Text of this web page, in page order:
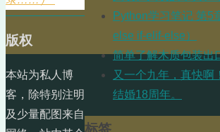
Python学习笔记 第5
else if-elif-else）
简单了解木质包装出
又一个九年，真快啊
结婚18周年。
标签
版权
本站为私人博
客，除特别注明
及少量配图来自